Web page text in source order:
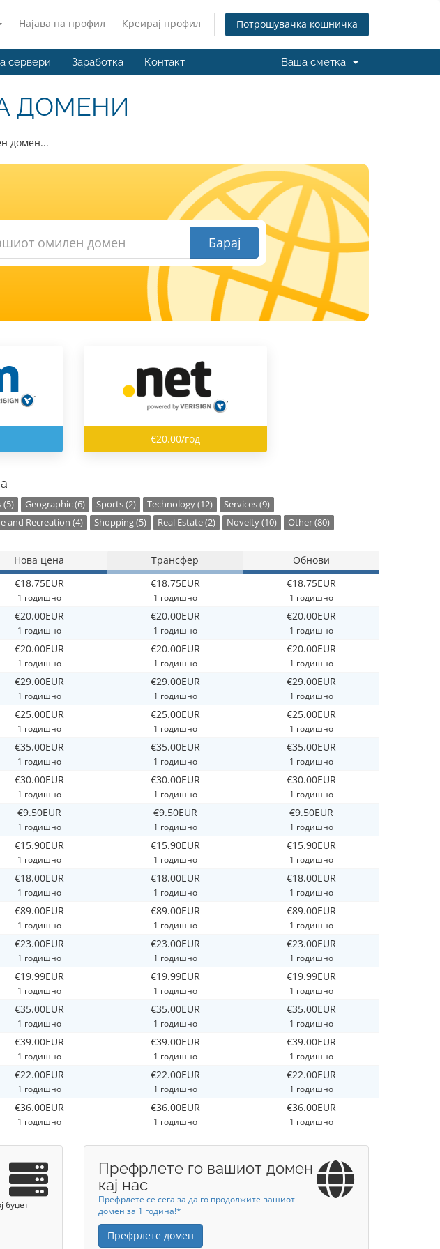
Најава на профил Креирај профил Потрошувачка кошничка
сервери Заработка Контакт Ваша сметка
ДОМЕНИ
домен...
Барај
€20.00/год
(5) Geographic (6) Sports (2) Technology (12)
Services (9)
and Recreation (4) Shopping (5) Real Estate (2) Novelty (10) Other (80)
Нова цена Трансфер Обнови
€18.75EUR
1 годишно
€18.75EUR
1 годишно
€18.75EUR
1 годишно
€20.00EUR
1 годишно
€20.00EUR
1 годишно
€20.00EUR
1 годишно
€20.00EUR
1 годишно
€20.00EUR
1 годишно
€20.00EUR
1 годишно
€29.00EUR
1 годишно
€29.00EUR
1 годишно
€29.00EUR
1 годишно
€25.00EUR
1 годишно
€25.00EUR
1 годишно
€25.00EUR
1 годишно
€35.00EUR
1 годишно
€35.00EUR
1 годишно
€35.00EUR
1 годишно
€30.00EUR
1 годишно
€30.00EUR
1 годишно
€30.00EUR
1 годишно
€9.50EUR
1 годишно
€9.50EUR
1 годишно
€9.50EUR
1 годишно
€15.90EUR
1 годишно
€15.90EUR
1 годишно
€15.90EUR
1 годишно
€18.00EUR
1 годишно
€18.00EUR
1 годишно
€18.00EUR
1 годишно
€89.00EUR
1 годишно
€89.00EUR
1 годишно
€89.00EUR
1 годишно
€23.00EUR
1 годишно
€23.00EUR
1 годишно
€23.00EUR
1 годишно
€19.99EUR
1 годишно
€19.99EUR
1 годишно
€19.99EUR
1 годишно
€35.00EUR
1 годишно
€35.00EUR
1 годишно
€35.00EUR
1 годишно
€39.00EUR
1 годишно
€39.00EUR
1 годишно
€39.00EUR
1 годишно
€22.00EUR
1 годишно
€22.00EUR
1 годишно
€22.00EUR
1 годишно
€36.00EUR
1 годишно
€36.00EUR
1 годишно
€36.00EUR
1 годишно
буџет
Префрлете го вашиот домен
кај нас
Префрлете се сега за да го продолжите вашиот
домен за 1 година!*
Префрлете домен